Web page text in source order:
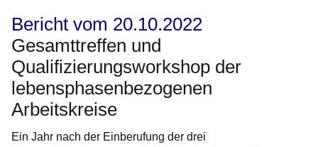
Bericht vom 20.10.2022
Gesamttreffen und
Qualifizierungsworkshop der
lebensphasenbezogenen
Arbeitskreise
Ein Jahr nach der Einberufung der drei